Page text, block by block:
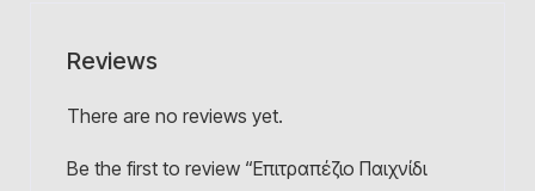
Reviews
There are no reviews yet.
Be the first to review “Επιτραπέζιο Παιχνίδι